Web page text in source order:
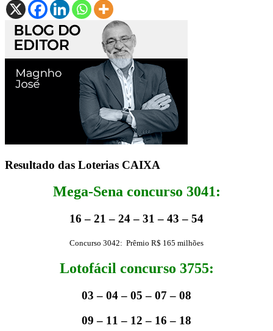
Resultado das Loterias CAIXA
Mega-Sena concurso 3041:
16 – 21 – 24 – 31 – 43 – 54
Concurso 3042: Prêmio R$ 165 milhões
Lotofácil concurso 3755:
03 – 04 – 05 – 07 – 08
09 – 11 – 12 – 16 – 18